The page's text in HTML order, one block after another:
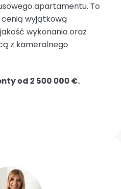
apartamentu. To
wyjątkową
wykonania oraz
z kameralnego
od 2 500 000 €.